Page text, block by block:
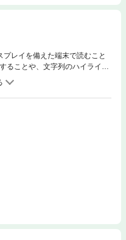
レイを備えた端末で読むこと
ることや、文字列のハイライ
使用できません。公園でであっ
。サラは必ず見にいくと約束し
てしまいます。